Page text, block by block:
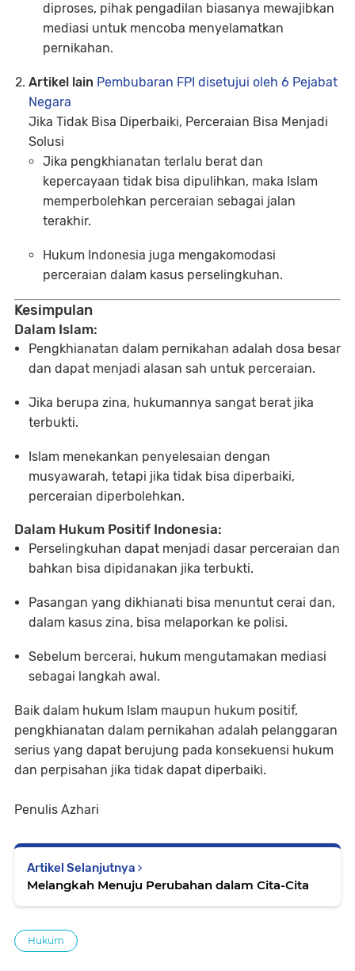
diproses, pihak pengadilan biasanya mewajibkan
mediasi untuk mencoba menyelamatkan
pernikahan.
Artikel lain Pembubaran FPI disetujui oleh 6 Pejabat
Negara
Jika Tidak Bisa Diperbaiki, Perceraian Bisa Menjadi
Solusi
Jika pengkhianatan terlalu berat dan
kepercayaan tidak bisa dipulihkan, maka Islam
memperbolehkan perceraian sebagai jalan
terakhir.
Hukum Indonesia juga mengakomodasi
perceraian dalam kasus perselingkuhan.
Kesimpulan
Dalam Islam:
Pengkhianatan dalam pernikahan adalah dosa besar
dan dapat menjadi alasan sah untuk perceraian.
Jika berupa zina, hukumannya sangat berat jika
terbukti.
Islam menekankan penyelesaian dengan
musyawarah, tetapi jika tidak bisa diperbaiki,
perceraian diperbolehkan.
Dalam Hukum Positif Indonesia:
Perselingkuhan dapat menjadi dasar perceraian dan
bahkan bisa dipidanakan jika terbukti.
Pasangan yang dikhianati bisa menuntut cerai dan,
dalam kasus zina, bisa melaporkan ke polisi.
Sebelum bercerai, hukum mengutamakan mediasi
sebagai langkah awal.
Baik dalam hukum Islam maupun hukum positif,
pengkhianatan dalam pernikahan adalah pelanggaran
serius yang dapat berujung pada konsekuensi hukum
dan perpisahan jika tidak dapat diperbaiki.
Penulis Azhari
Artikel Selanjutnya
Melangkah Menuju Perubahan dalam Cita-Cita
Hukum